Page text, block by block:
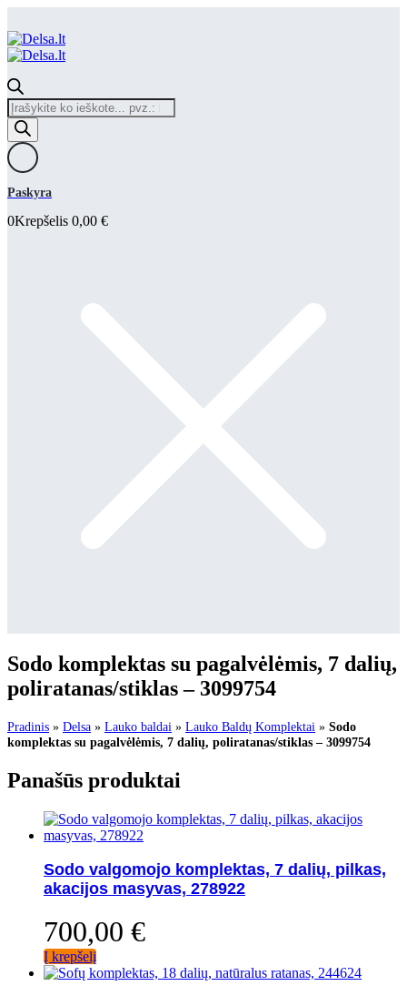
Products
search
Paskyra
0Krepšelis 0,00 €
Sodo komplektas su pagalvėlėmis, 7 dalių,
poliratanas/stiklas – 3099754
Pradinis » Delsa » Lauko baldai » Lauko Baldų Komplektai » Sodo
komplektas su pagalvėlėmis, 7 dalių, poliratanas/stiklas – 3099754
Panašūs produktai
Sodo valgomojo komplektas, 7 dalių, pilkas,
akacijos masyvas, 278922
700,00 €
Į krepšelį